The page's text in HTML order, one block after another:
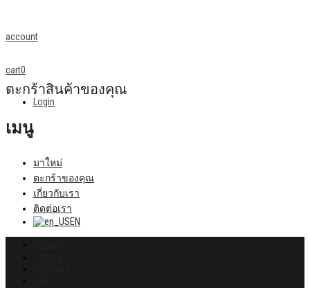
account
Login
cart0
ตะกร้าสินค้าของคุณ
เมนู
มาใหม่
ตะกร้าของคุณ
เกี่ยวกับเรา
ติดต่อเรา
EN